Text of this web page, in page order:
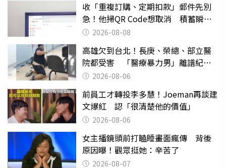
收「重複訂購、定期扣款」郵件先別
急！他掃QR Code想取消 積蓄瞬間
蒸發2026-08-08
高雄欠到台北！長庚、榮總、部立醫
院都受害 「醫療暴力男」離譜紀錄
曝光2026-08-06
前員工才轉投李多慧！Joeman再談建
文爆紅 認「很清楚他的價值」
2026-08-06
女主播鏡頭前打瞌睡畫面瘋傳 背後
原因曝！觀眾挺她：辛苦了
2026-08-07